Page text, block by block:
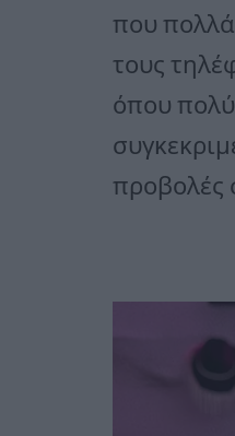
που
τους
όπου πολύ
προβολές